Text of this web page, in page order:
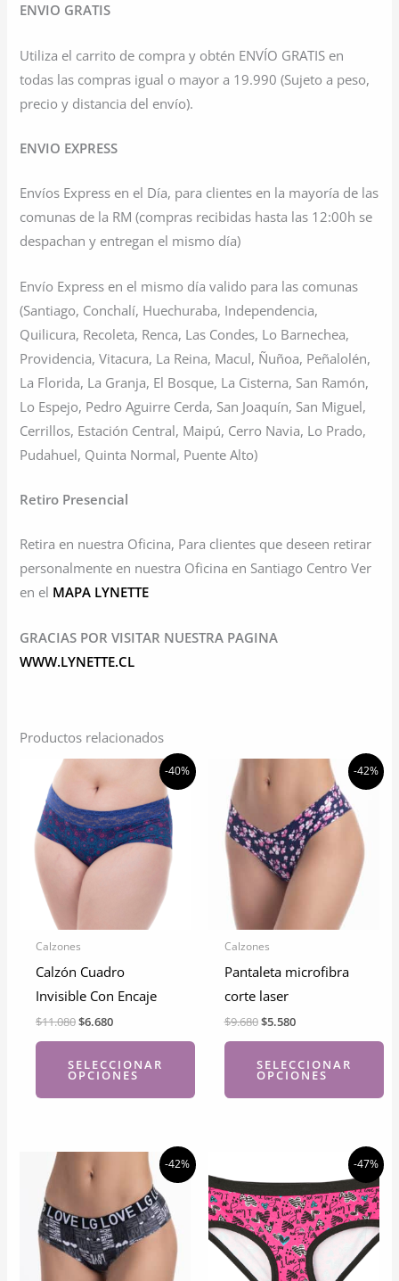
ENVIO GRATIS
Utiliza el carrito de compra y obtén ENVÍO GRATIS en
todas las compras igual o mayor a 19.990 (Sujeto a peso,
precio y distancia del envío).
ENVIO EXPRESS
Envíos Express en el Día, para clientes en la mayoría de las
comunas de la RM (compras recibidas hasta las 12:00h se
despachan y entregan el mismo día)
Envío Express en el mismo día valido para las comunas
(Santiago, Conchalí, Huechuraba, Independencia,
Quilicura, Recoleta, Renca, Las Condes, Lo Barnechea,
Providencia, Vitacura, La Reina, Macul, Ñuñoa, Peñalolén,
La Florida, La Granja, El Bosque, La Cisterna, San Ramón,
Lo Espejo, Pedro Aguirre Cerda, San Joaquín, San Miguel,
Cerrillos, Estación Central, Maipú, Cerro Navia, Lo Prado,
Pudahuel, Quinta Normal, Puente Alto)
Retiro Presencial
Retira en nuestra Oficina, Para clientes que deseen retirar
personalmente en nuestra Oficina en Santiago Centro Ver
en el MAPA LYNETTE
GRACIAS POR VISITAR NUESTRA PAGINA
WWW.LYNETTE.CL
Productos relacionados
-40%
Calzones
Calzón Cuadro
Invisible Con Encaje
$11.080El
era:
$11.080.
$6.680El
es:
$6.680.
SELECCIONAR
OPCIONES
tiene
múltiples
variantes.
Las
opciones
-42%
Calzones
Pantaleta microfibra
corte laser
$9.680El
era:
$9.680.
$5.580El
es:
$5.580.
SELECCIONAR
OPCIONES
múltiples
variantes.
Las
opciones
-42% -47%